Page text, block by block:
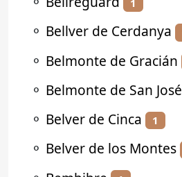
1
⚬ Bellver de Cerdanya
⚬ Belmonte de Gracián
⚬ Belmonte de San José
⚬ Belver de Cinca 1
⚬ Belver de los Montes